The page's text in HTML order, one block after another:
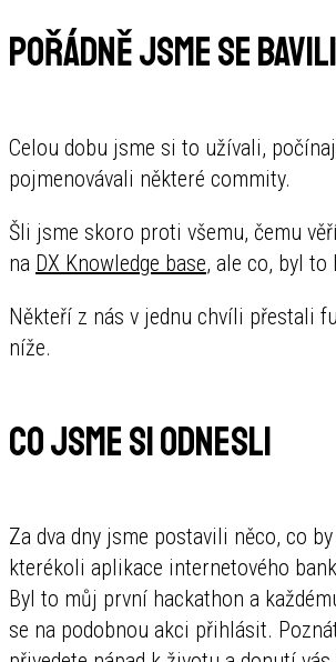
Pořádně jsme se bavili
Celou dobu jsme si to užívali,
pojmenovávali některé commity.
Šli jsme skoro proti všemu, čemu
na DX Knowledge base, ale co, byl to
Někteří z nás v jednu chvíli přestali
níže.
Co jsme si odnesli
Za dva dny jsme postavili něco, co
kterékoli aplikace internetového
Byl to můj první hackathon a
se na podobnou akci přihlásit.